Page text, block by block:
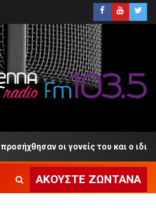
οι γονείς του και ο ιδιοκτήτης
ΑΚΟΎΣΤΕ ΖΩΝΤΑΝΆ